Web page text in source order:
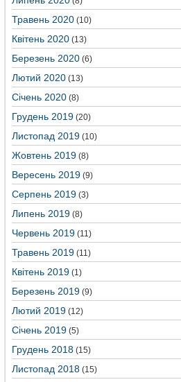
Травень 2020 (10)
Квітень 2020 (13)
Березень 2020 (6)
Лютий 2020 (13)
Січень 2020 (8)
Грудень 2019 (20)
Листопад 2019 (10)
Жовтень 2019 (8)
Вересень 2019 (9)
Серпень 2019 (3)
Липень 2019 (8)
Червень 2019 (11)
Травень 2019 (11)
Квітень 2019 (1)
Березень 2019 (9)
Лютий 2019 (12)
Січень 2019 (5)
Грудень 2018 (15)
Листопад 2018 (15)